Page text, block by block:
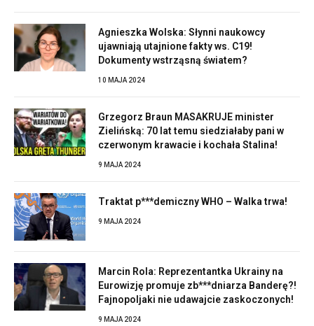
Agnieszka Wolska: Słynni naukowcy
ujawniają utajnione fakty ws. C19!
Dokumenty wstrząsną światem?
10 MAJA 2024
Grzegorz Braun MASAKRUJE minister
Zielińską: 70 lat temu siedziałaby pani w
czerwonym krawacie i kochała Stalina!
9 MAJA 2024
Traktat p***demiczny WHO – Walka trwa!
9 MAJA 2024
Marcin Rola: Reprezentantka Ukrainy na
Eurowizję promuje zb***dniarza Banderę?!
Fajnopoljaki nie udawajcie zaskoczonych!
9 MAJA 2024